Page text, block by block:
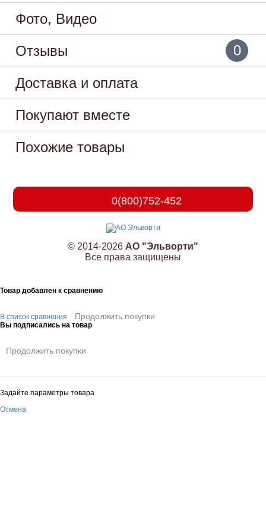
Фото, Видео
Отзывы
0
Доставка и оплата
Покупают вместе
Похожие товары
0(800)752-452
© 2014-2026 АО "Эльворти"
Все права защищены
Товар добавлен к сравнению
В список сравнения Продолжить покупки
Вы подписались на товар
Продолжить покупки
Задайте параметры товара
Отмена